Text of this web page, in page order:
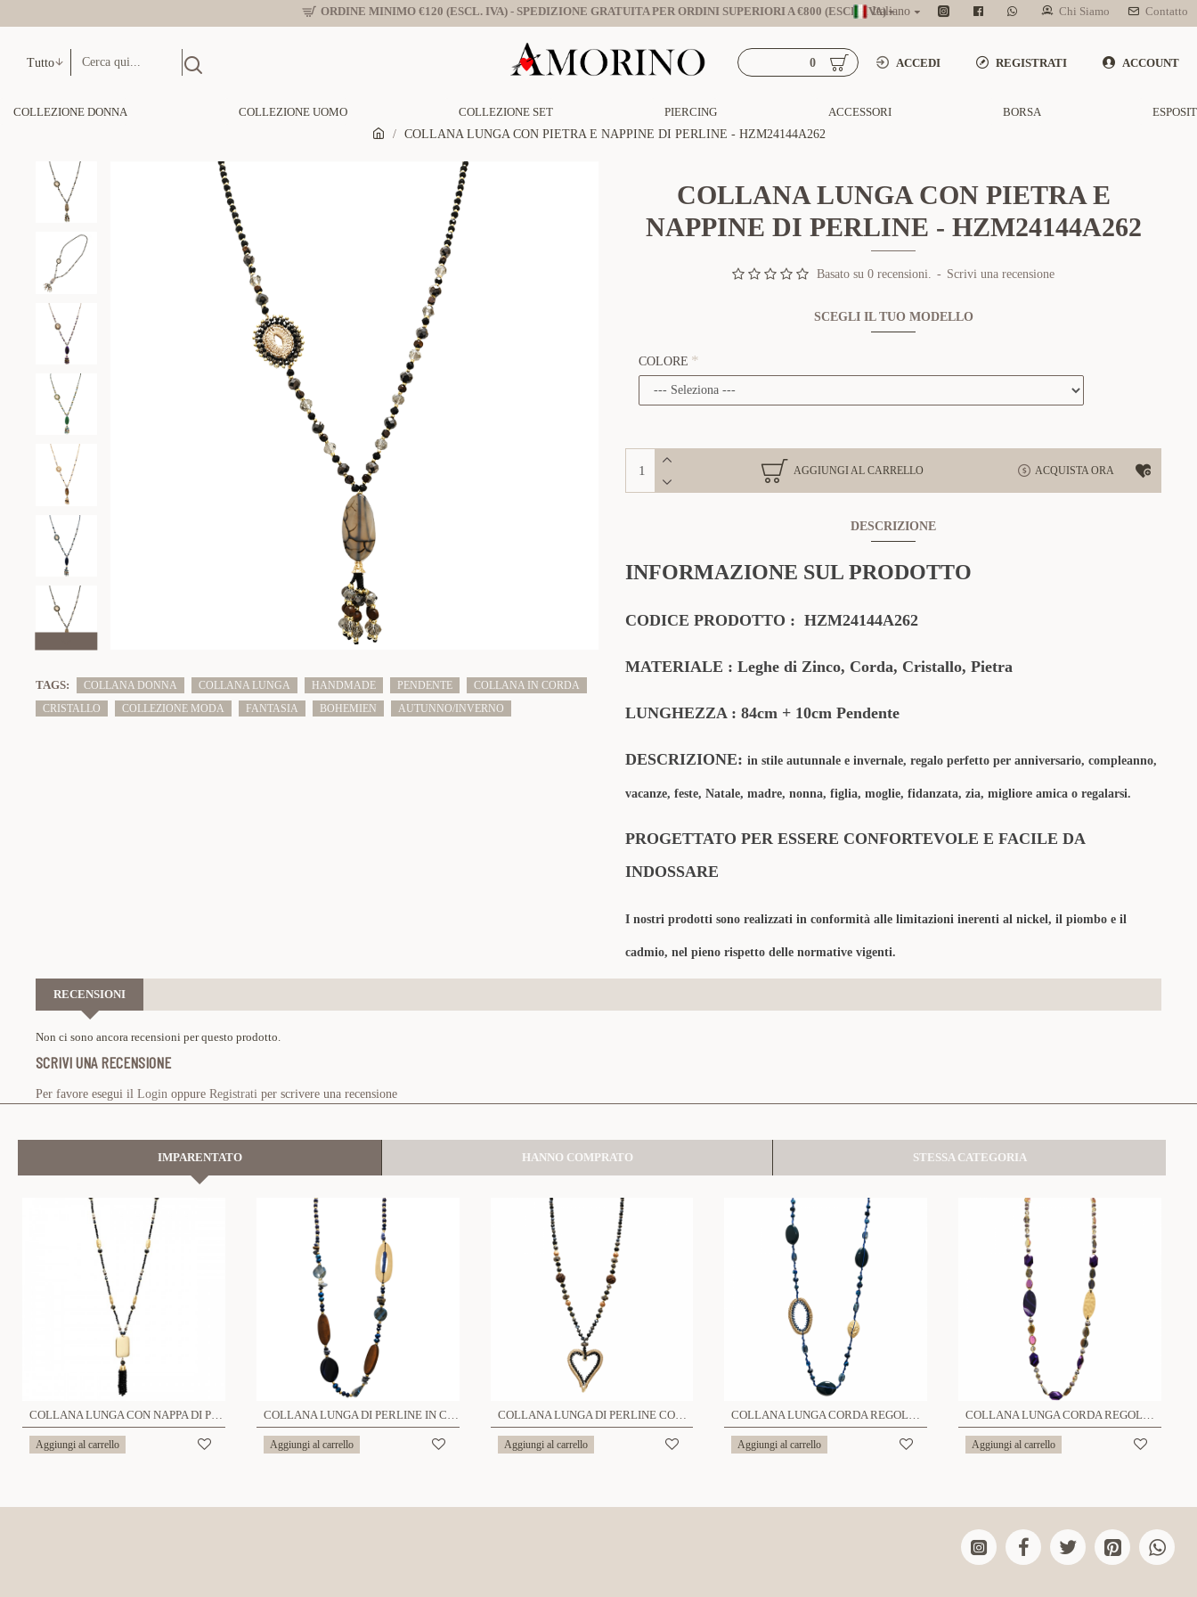
ORDINE MINIMO €120 (ESCL. IVA) - SPEDIZIONE GRATUITA PER ORDINI SUPERIORI A €800 (ESCL. IVA)Italiano Chi Siamo Contatto
Tutto ACCEDI REGISTRATI ACCOUNT
0
COLLEZIONE DONNA COLLEZIONE UOMO COLLEZIONE SET PIERCING ACCESSORI BORSA
COLLANA LUNGA CON PIETRA E NAPPINE DI PERLINE - HZM24144A262
TAGS: COLLANA DONNA COLLANA LUNGA HANDMADE PENDENTE
COLLANA IN CORDA
CRISTALLO
COLLEZIONE MODA FANTASIA BOHEMIEN AUTUNNO/INVERNO
COLLANA LUNGA CON PIETRA E
NAPPINE DI PERLINE - HZM24144A262
Basato su 0 recensioni. - Scrivi una recensione
SCEGLI IL TUO MODELLO
COLORE
AGGIUNGI AL CARRELLO ACQUISTA ORA
DESCRIZIONE
INFORMAZIONE SUL PRODOTTO
CODICE PRODOTTO : HZM24144A262
MATERIALE : Leghe di Zinco, Corda, Cristallo, Pietra
LUNGHEZZA : 84cm + 10cm Pendente
DESCRIZIONE: in stile autunnale e invernale, regalo perfetto per anniversario, compleanno,
vacanze, feste, Natale, madre, nonna, figlia, moglie, fidanzata, zia, migliore amica o regalarsi.
PROGETTATO PER ESSERE CONFORTEVOLE E FACILE DA
INDOSSARE
I nostri prodotti sono realizzati in conformità alle limitazioni inerenti al nickel, il piombo e il
cadmio, nel pieno rispetto delle normative vigenti.
RECENSIONI
Non ci sono ancora recensioni per questo prodotto.
SCRIVI UNA RECENSIONE
Per favore esegui il Login oppure Registrati per scrivere una recensione
IMPARENTATO HANNO COMPRATO STESSA CATEGORIA
COLLANA LUNGA CON NAPPA DI PERLINE IN CRISTALLO - HZM24144A281
Aggiungi al carrello
COLLANA LUNGA DI PERLINE IN CRISTALLI E PIETRE - HZM24144A260
Aggiungi al carrello
COLLANA LUNGA DI PERLINE CON PENDENTE DI CUORE - HZM24144A280
Aggiungi al carrello
COLLANA LUNGA CORDA REGOLABILE DI PERLINE - HZM24144A277
Aggiungi al carrello
COLLANA LUNGA CORDA REGOLABILE CON PIETRE E CRISTALLI - HZM24144A272
Aggiungi al carrello